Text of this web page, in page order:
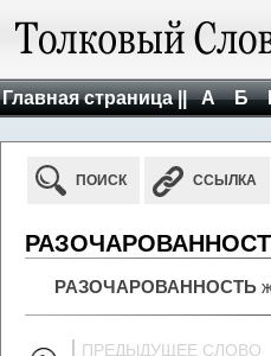
Главная страница || А Б
ПОИСК ССЫЛКА
РАЗОЧАРОВАННОСТЬ
ПРЕДЫДУЩЕЕ СЛОВО